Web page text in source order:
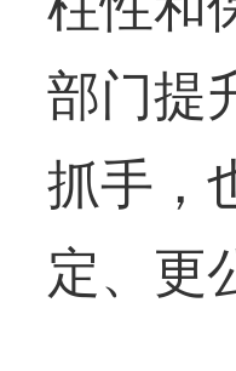
部门提
抓手，
定、更